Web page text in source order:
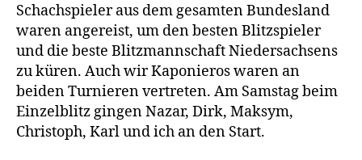
Schachspieler aus dem gesamten Bundesland
waren angereist, um den besten Blitzspieler
und die beste Blitzmannschaft Niedersachsens
zu küren. Auch wir Kaponieros waren an
beiden Turnieren vertreten. Am Samstag beim
Einzelblitz gingen Nazar, Dirk, Maksym,
Christoph, Karl und ich an den Start.